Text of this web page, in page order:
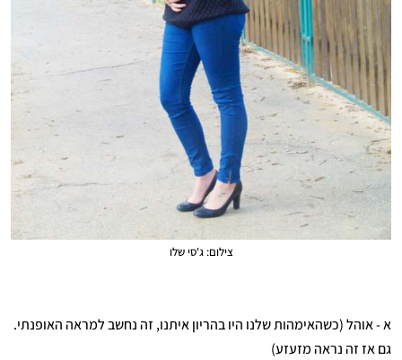
צילום: ג'סי שלו
א - אוהל (כשהאימהות שלנו היו בהריון איתנו, זה נחשב למראה האופנתי.
גם אז זה נראה מזעזע)